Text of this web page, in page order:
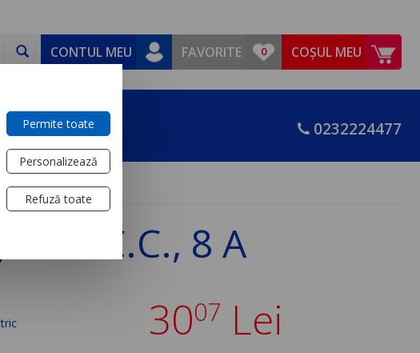
CONTUL MEU FAVORITE COȘUL MEU
0232224477
V C.C., 8 A
3007 Lei
Permite toate
Personalizează
Refuză toate